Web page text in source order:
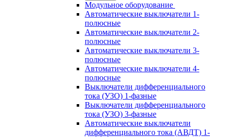
Модульное оборудование
Автоматические выключатели 1-
полюсные
Автоматические выключатели 2-
полюсные
Автоматические выключатели 3-
полюсные
Автоматические выключатели 4-
полюсные
Выключатели дифференциального
тока (УЗО) 1-фазные
Выключатели дифференциального
тока (УЗО) 3-фазные
Автоматические выключатели
дифференциального тока (АВДТ) 1-